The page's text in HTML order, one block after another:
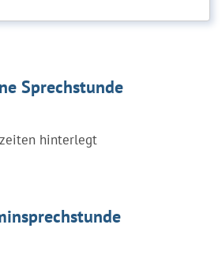
Sprechstunde
hinterlegt